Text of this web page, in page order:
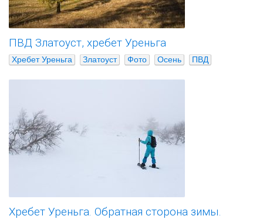
ПВД Златоуст, хребет Уреньга
Хребет Уреньга Златоуст Фото Осень ПВД
Хребет Уреньга. Обратная сторона зимы.